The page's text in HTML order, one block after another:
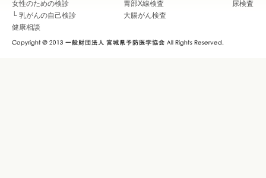
女性のための検診
└ 乳がんの自己検診
健康相談
胃部X線検査
尿検査
大腸がん検査